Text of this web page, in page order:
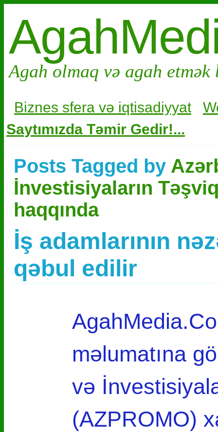
Agah olmaq və agah
Biznes sfera və iqtisadiyyat
Saytımızda Təmir Gedir!...
Posts Tagged by
İnvestisiyaların
haqqında
İş adamlarının
qəbul edilir
məlumatına
və
(AZPROMO)